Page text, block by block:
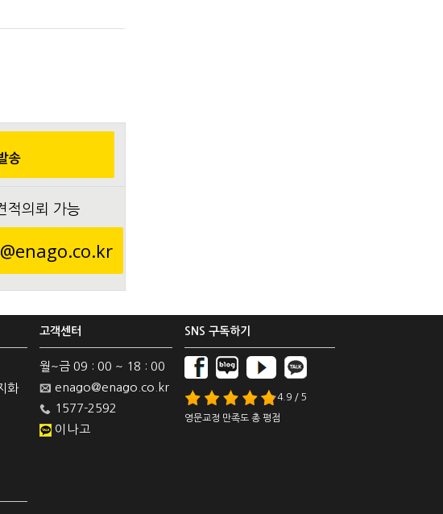
송
적의뢰 가능
화
고객센터
월~금 09 : 00 ~ 18 : 00
enago@enago.co.kr
1577-2592
이나고
SNS 구독하기
4.9 / 5
영문교정 만족도 총 평점